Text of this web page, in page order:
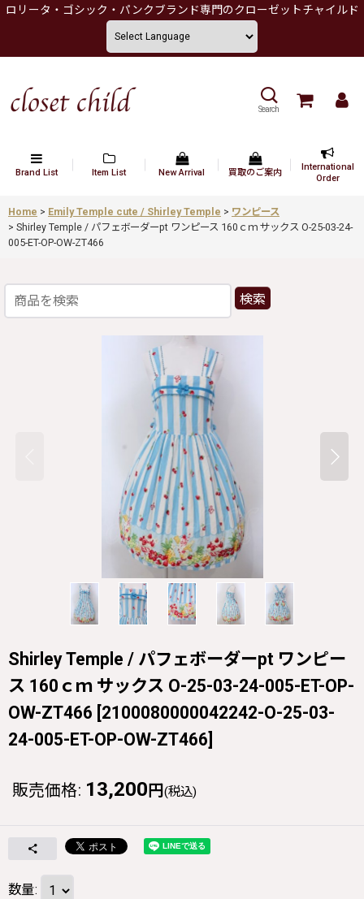
ロリータ・ゴシック・パンクブランド専門のクローゼットチャイルド
Search
Brand List Item List New Arrival 買取のご案内
International
Order
Home > Emily Temple cute / Shirley Temple > ワンピース
> Shirley Temple / パフェボーダーpt ワンピース 160ｃｍ サックス O-25-03-24-
005-ET-OP-OW-ZT466
検索
Shirley Temple / パフェボーダーpt ワンピー
ス 160ｃｍ サックス O-25-03-24-005-ET-OP-
OW-ZT466 [2100080000042242-O-25-03-
24-005-ET-OP-OW-ZT466]
販売価格: 13,200 円 (税込)
数量: